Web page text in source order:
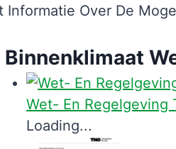
Over De
Binnenklimaat
Wet- En Regelgeving
Loading...